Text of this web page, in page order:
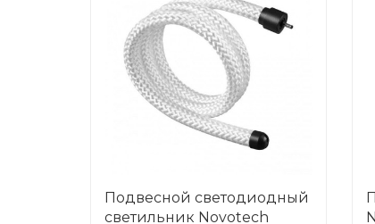
Подвесной светодиодный
светильник Novotech